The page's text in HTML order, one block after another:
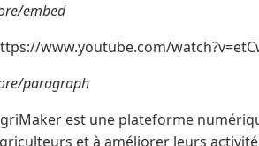
embed
www.youtube.com/
paragraph
est une plateforme
et à améliorer leurs